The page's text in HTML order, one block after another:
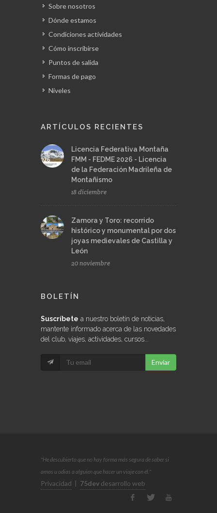
Dónde estamos
Condiciones actividades
Cómo inscribirse
Puntos de salida
Formas de pago
Niveles
FMM - FEDME 2026 - Licencia
de la Federación Madrileña de
Montañismo
18 diciembre
histórico y monumental por dos
joyas medievales de Castilla y
León
20 noviembre
mantente informado acerca de las novedades
del club, viajes, actividades, cursos...
amas u odias a alguien que hacer un viaje con él."
Privacidad | 75devdesarrollo web